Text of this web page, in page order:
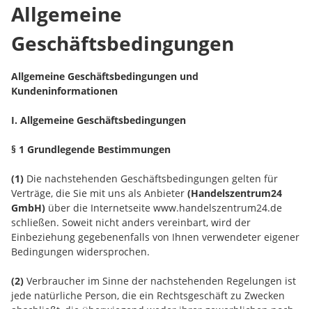
Allgemeine
Geschäftsbedingungen
Allgemeine Geschäftsbedingungen und
Kundeninformationen
I. Allgemeine Geschäftsbedingungen
§ 1 Grundlegende Bestimmungen
(1) Die nachstehenden Geschäftsbedingungen gelten für
Verträge, die Sie mit uns als Anbieter (Handelszentrum24
GmbH) über die Internetseite www.handelszentrum24.de
schließen. Soweit nicht anders vereinbart, wird der
Einbeziehung gegebenenfalls von Ihnen verwendeter eigener
Bedingungen widersprochen.
(2) Verbraucher im Sinne der nachstehenden Regelungen ist
jede natürliche Person, die ein Rechtsgeschäft zu Zwecken